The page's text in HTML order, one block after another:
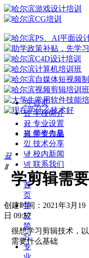
낀 首页
뀄 学校简介
뀴 专业设置
끡 学生作品
뀡 师资力量
낐 技术分享
넆 校内新闻
넹 联系我们
끀
ꁲ
首
页
学
校
简
介
专
学剪辑需
创建时间： 2021年3月19
日 09:57
很想学习剪辑技术，
需要什么基础